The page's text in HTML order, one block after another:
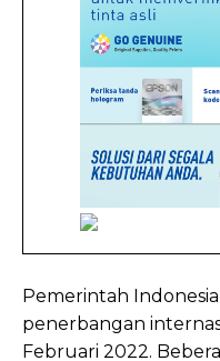
Pemerintah
penerbangan
Februari 2022.